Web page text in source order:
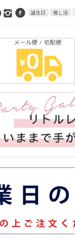
誕生日 推し活